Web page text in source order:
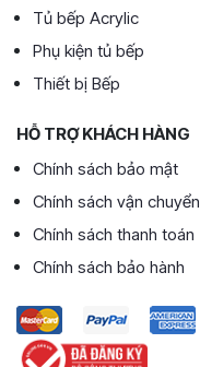
Tủ bếp Acrylic
Phụ kiện tủ bếp
Thiết bị Bếp
HỖ TRỢ KHÁCH HÀNG
Chính sách bảo mật
Chính sách vận chuyển
Chính sách thanh toán
Chính sách bảo hành